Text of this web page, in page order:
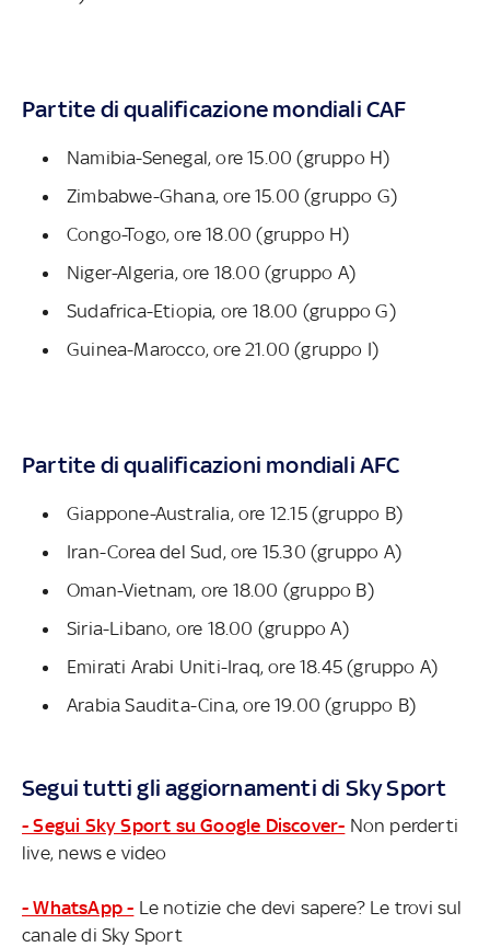
Partite di qualificazione mondiali CAF
Namibia-Senegal, ore 15.00 (gruppo H)
Zimbabwe-Ghana, ore 15.00 (gruppo G)
Congo-Togo, ore 18.00 (gruppo H)
Niger-Algeria, ore 18.00 (gruppo A)
Sudafrica-Etiopia, ore 18.00 (gruppo G)
Guinea-Marocco, ore 21.00 (gruppo I)
Partite di qualificazioni mondiali AFC
Giappone-Australia, ore 12.15 (gruppo B)
Iran-Corea del Sud, ore 15.30 (gruppo A)
Oman-Vietnam, ore 18.00 (gruppo B)
Siria-Libano, ore 18.00 (gruppo A)
Emirati Arabi Uniti-Iraq, ore 18.45 (gruppo A)
Arabia Saudita-Cina, ore 19.00 (gruppo B)
Segui tutti gli aggiornamenti di Sky Sport
- Segui Sky Sport su Google Discover- Non perderti
live, news e video
- WhatsApp - Le notizie che devi sapere? Le trovi sul
canale di Sky Sport